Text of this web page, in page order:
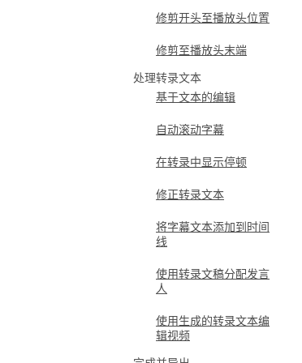
修剪开头至播放头位置
修剪至播放头末端
处理转录文本
基于文本的编辑
自动滚动字幕
在转录中显示停顿
修正转录文本
将字幕文本添加到时间
线
使用转录文稿分配发言
人
使用生成的转录文本编
辑视频